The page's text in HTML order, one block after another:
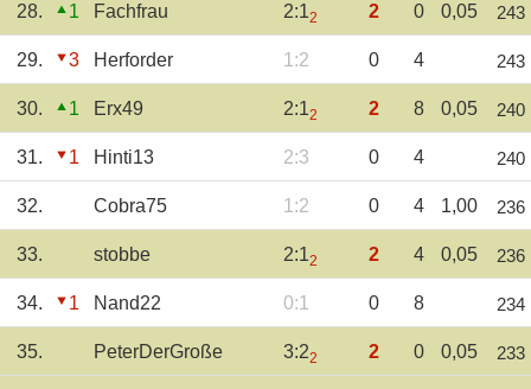
28. 1 Fachfrau 2:12 2 0 0,05 243
29. 3 Herforder 1:2 0 4 243
30. 1 Erx49 2:12 2 8 0,05 240
31. 1 Hinti13 2:3 0 4 240
32. Cobra75 1:2 0 4 1,00 236
33. stobbe 2:12 2 4 0,05 236
34. 1 Nand22 0:1 0 8 234
35. PeterDerGroße 3:22 2 0 0,05 233